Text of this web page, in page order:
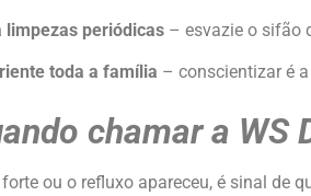
limpezas periódicas– esvazie o sifão
toda a família – conscientizar é
chamar a WS
ou o refluxo apareceu, é sinal de